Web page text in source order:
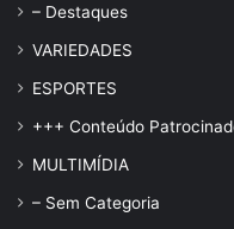
– Destaques
VARIEDADES
ESPORTES
+++ Conteúdo
MULTIMÍDIA
– Sem Categoria